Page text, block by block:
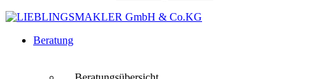
Beratung